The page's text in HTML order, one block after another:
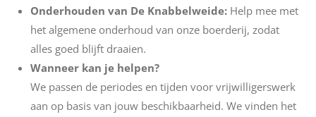
Onderhouden van De Knabbelweide:Help mee met
het algemene onderhoud van onze boerderij, zodat
alles goed blijft draaien.
Wanneer kan je helpen?
We passen de periodes en tijden voor vrijwilligerswerk
aan op basis van jouw beschikbaarheid. We vinden het